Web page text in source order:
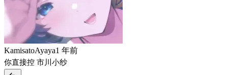
KamisatoAyaya1 年前
你直接控 市川小纱